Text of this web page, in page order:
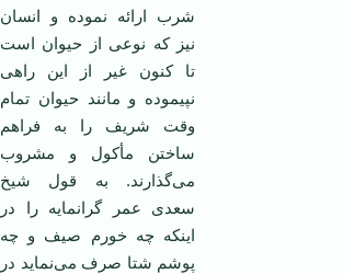
شرب ارائه نموده و انسان
نیز که نوعی از حیوان است
تا کنون غیر از این راهی
نپیموده و مانند حیوان تمام
وقت شریف را به فراهم
ساختن مأکول و مشروب
می‌گذارند. به قول شیخ
سعدی عمر گرانمایه را در
اینکه چه خورم صیف و چه
پوشم شتا صرف می‌نماید در